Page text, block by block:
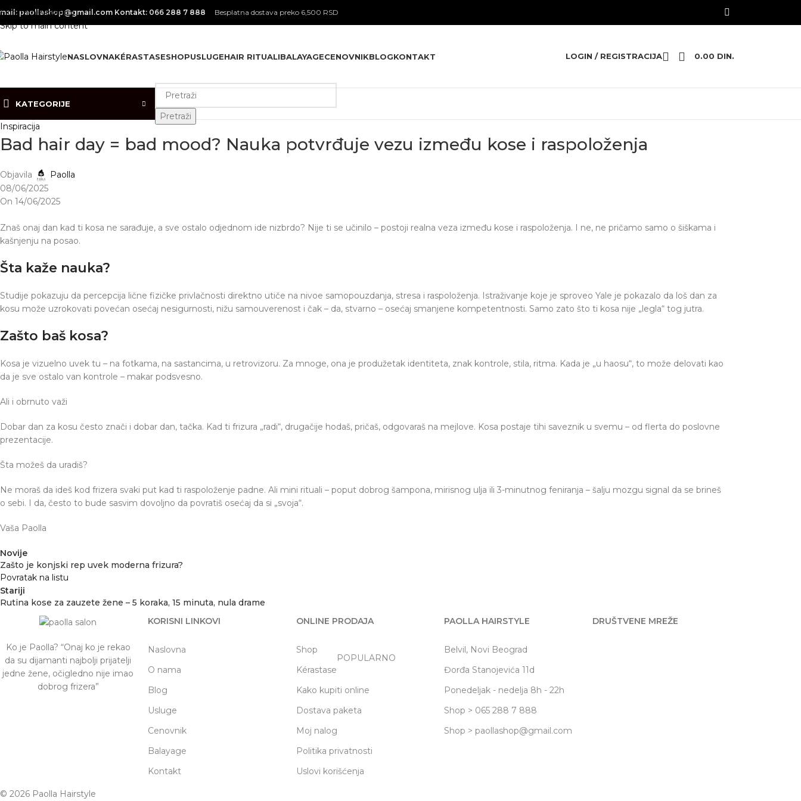
Skip to navigation
Skip to main content
paollashop@gmail.com Kontakt: 066 288 7 888 Besplatna dostava preko 6,500 RSD
NASLOVNAKÉRASTASESHOPUSLUGEHAIR RITUALIBALAYAGECENOVNIKBLOGKONTAKT LOGIN / REGISTRACIJA 0.00 DIN.
KATEGORIJE
Pretraži
Inspiracija
Bad hair day = bad mood? Nauka potvrđuje vezu između kose i raspoloženja
Objavila
Paolla
08/06/2025
On 14/06/2025
Znaš onaj dan kad ti kosa ne sarađuje, a sve ostalo odjednom ide nizbrdo? Nije ti se učinilo – postoji realna veza između kose i raspoloženja. I ne, ne pričamo samo o šiškama i
kašnjenju na posao.
Šta kaže nauka?
Studije pokazuju da percepcija lične fizičke privlačnosti direktno utiče na nivoe samopouzdanja, stresa i raspoloženja. Istraživanje koje je sproveo Yale je pokazalo da loš dan za
kosu može uzrokovati povećan osećaj nesigurnosti, nižu samouverenost i čak – da, stvarno – osećaj smanjene kompetentnosti. Samo zato što ti kosa nije „legla“ tog jutra.
Zašto baš kosa?
Kosa je vizuelno uvek tu – na fotkama, na sastancima, u retrovizoru. Za mnoge, ona je produžetak identiteta, znak kontrole, stila, ritma. Kada je „u haosu“, to može delovati kao
da je sve ostalo van kontrole – makar podsvesno.
Ali i obrnuto važi
Dobar dan za kosu često znači i dobar dan, tačka. Kad ti frizura „radi“, drugačije hodaš, pričaš, odgovaraš na mejlove. Kosa postaje tihi saveznik u svemu – od flerta do poslovne
prezentacije.
Šta možeš da uradiš?
Ne moraš da ideš kod frizera svaki put kad ti raspoloženje padne. Ali mini rituali – poput dobrog šampona, mirisnog ulja ili 3-minutnog feniranja – šalju mozgu signal da se brineš
o sebi. I da, često to bude sasvim dovoljno da povratiš osećaj da si „svoja“.
Vaša Paolla
Novije
Zašto je konjski rep uvek moderna frizura?
Povratak na listu
Stariji
Rutina kose za zauzete žene – 5 koraka, 15 minuta, nula drame
Ko je Paolla? “Onaj ko je rekao
da su dijamanti najbolji prijatelji
jedne žene, očigledno nije imao
dobrog frizera”
KORISNI LINKOVI
Naslovna
O nama
Blog
Usluge
Cenovnik
Balayage
Kontakt
ONLINE PRODAJA
Shop
Kérastase
POPULARNO
Kako kupiti online
Dostava paketa
Moj nalog
Politika privatnosti
Uslovi korišćenja
PAOLLA HAIRSTYLE
Belvil, Novi Beograd
Đorđa Stanojevića 11d
Ponedeljak - nedelja 8h - 22h
Shop > 065 288 7 888
Shop > paollashop@gmail.com
DRUŠTVENE MREŽE
© 2026 Paolla Hairstyle